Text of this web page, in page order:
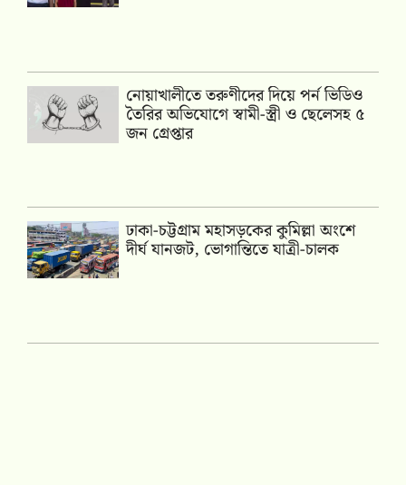
নোয়াখালীতে তরুণীদের দিয়ে পর্ন ভিডিও
তৈরির অভিযোগে স্বামী-স্ত্রী ও ছেলেসহ ৫
জন গ্রেপ্তার
ঢাকা-চট্টগ্রাম মহাসড়কের কুমিল্লা অংশে
দীর্ঘ যানজট, ভোগান্তিতে যাত্রী-চালক